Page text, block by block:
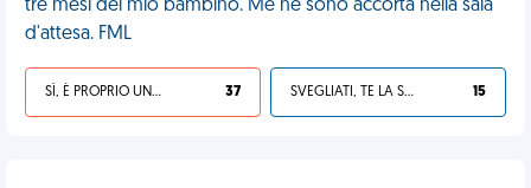
tre mesi del mio bambino. Me ne sono accorta nella sala
d'attesa. FML
SÌ, È PROPRIO UNA VDM! 37 SVEGLIATI, TE LA SEI CERCATA! 15